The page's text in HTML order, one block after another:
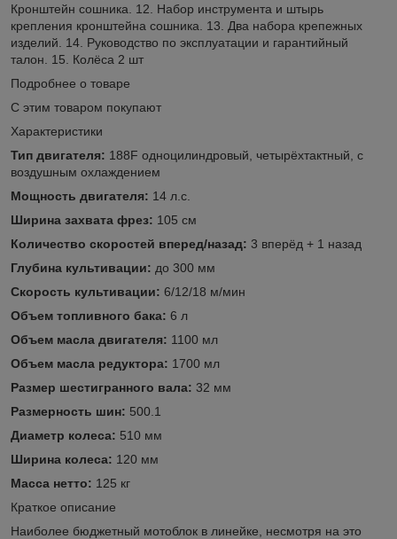
Кронштейн сошника. 12. Набор инструмента и штырь
крепления кронштейна сошника. 13. Два набора крепежных
изделий. 14. Руководство по эксплуатации и гарантийный
талон. 15. Колёса 2 шт
Подробнее о товаре
C этим товаром покупают
Характеристики
Тип двигателя: 188F одноцилиндровый, четырёхтактный, с
воздушным охлаждением
Мощность двигателя: 14 л.с.
Ширина захвата фрез: 105 см
Количество скоростей вперед/назад: 3 вперёд + 1 назад
Глубина культивации: до 300 мм
Скорость культивации: 6/12/18 м/мин
Объем топливного бака: 6 л
Объем масла двигателя: 1100 мл
Объем масла редуктора: 1700 мл
Размер шестигранного вала: 32 мм
Размерность шин: 500.1
Диаметр колеса: 510 мм
Ширина колеса: 120 мм
Масса нетто: 125 кг
Краткое описание
Наиболее бюджетный мотоблок в линейке, несмотря на это